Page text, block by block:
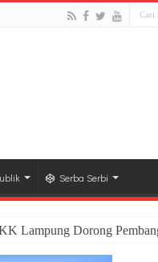
Serba Serbi
Lampung Dorong